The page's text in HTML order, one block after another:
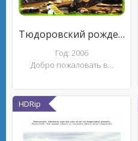
Тюдоровский рождественский пир
Год: 2006
Добро пожаловать в...
HDRip